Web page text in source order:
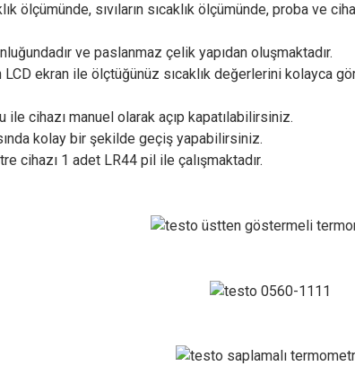
ölçümünde, sıvıların sıcaklık ölçümünde, proba ve
ve paslanmaz çelik yapıdan oluşmaktadır.
ekran ile ölçtüğünüz sıcaklık değerlerini kolayca
cihazı manuel olarak açıp kapatılabilirsiniz.
kolay bir şekilde geçiş yapabilirsiniz.
cihazı 1 adet LR44 pil ile çalışmaktadır.